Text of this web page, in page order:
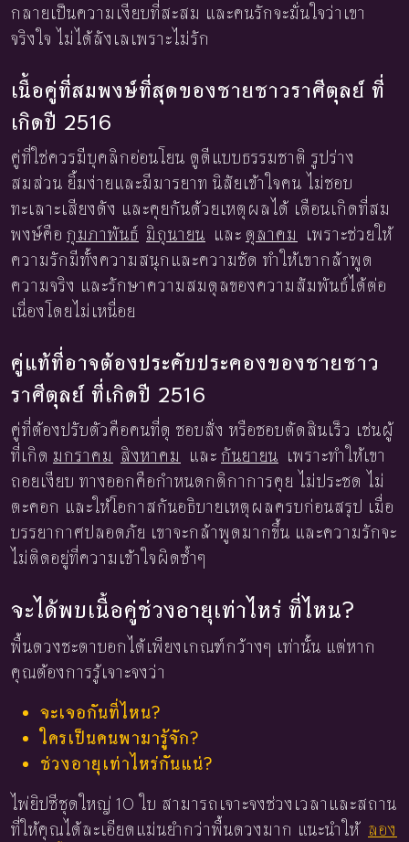
กลายเป็นความเงียบที่สะสม และคนรักจะมั่นใจว่าเขา
จริงใจ ไม่ได้ลังเลเพราะไม่รัก
เนื้อคู่ที่สมพงษ์ที่สุดของชายชาวราศีตุลย์ ที่
เกิดปี 2516
คู่ที่ใช่ควรมีบุคลิกอ่อนโยน ดูดีแบบธรรมชาติ รูปร่าง
สมส่วน ยิ้มง่ายและมีมารยาท นิสัยเข้าใจคน ไม่ชอบ
ทะเลาะเสียงดัง และคุยกันด้วยเหตุผลได้ เดือนเกิดที่สม
พงษ์คือ กุมภาพันธ์ มิถุนายน และ ตุลาคม เพราะช่วยให้
ความรักมีทั้งความสนุกและความชัด ทำให้เขากล้าพูด
ความจริง และรักษาความสมดุลของความสัมพันธ์ได้ต่อ
เนื่องโดยไม่เหนื่อย
คู่แท้ที่อาจต้องประคับประคองของชายชาว
ราศีตุลย์ ที่เกิดปี 2516
คู่ที่ต้องปรับตัวคือคนที่ดุ ชอบสั่ง หรือชอบตัดสินเร็ว เช่นผู้
ที่เกิด มกราคม สิงหาคม และ กันยายน เพราะทำให้เขา
ถอยเงียบ ทางออกคือกำหนดกติกาการคุย ไม่ประชด ไม่
ตะคอก และให้โอกาสกันอธิบายเหตุผลครบก่อนสรุป เมื่อ
บรรยากาศปลอดภัย เขาจะกล้าพูดมากขึ้น และความรักจะ
ไม่ติดอยู่ที่ความเข้าใจผิดซ้ำๆ
จะได้พบเนื้อคู่ช่วงอายุเท่าไหร่ ที่ไหน?
พื้นดวงชะตาบอกได้เพียงเกณฑ์กว้างๆ เท่านั้น แต่หาก
คุณต้องการรู้เจาะจงว่า
จะเจอกันที่ไหน?
ใครเป็นคนพามารู้จัก?
ช่วงอายุเท่าไหร่กันแน่?
ไพ่ยิปซีชุดใหญ่ 10 ใบ สามารถเจาะจงช่วงเวลาและสถาน
ที่ให้คุณได้ละเอียดแม่นยำกว่าพื้นดวงมาก แนะนำให้ ลอง